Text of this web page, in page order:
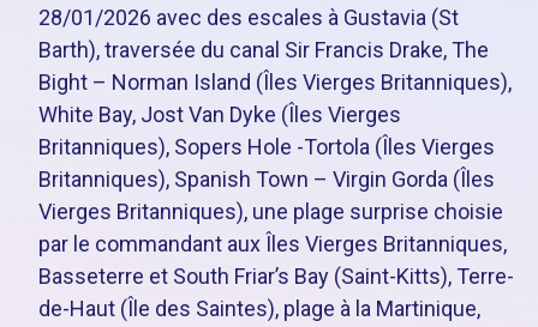
28/01/2026 avec des escales à Gustavia (St
Barth), traversée du canal Sir Francis Drake, The
Bight – Norman Island (Îles Vierges Britanniques),
White Bay, Jost Van Dyke (Îles Vierges
Britanniques), Sopers Hole -Tortola (Îles Vierges
Britanniques), Spanish Town – Virgin Gorda (Îles
Vierges Britanniques), une plage surprise choisie
par le commandant aux Îles Vierges Britanniques,
Basseterre et South Friar’s Bay (Saint-Kitts), Terre-
de-Haut (Île des Saintes), plage à la Martinique,